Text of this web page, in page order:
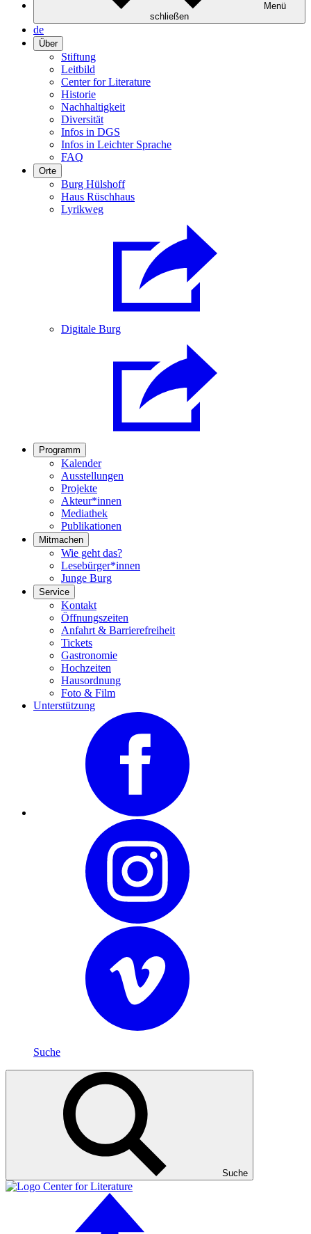
Menü
schließen
de
Über
Stiftung
Leitbild
Center for Literature
Historie
Nachhaltigkeit
Diversität
Infos in DGS
Infos in Leichter Sprache
FAQ
Orte
Burg Hülshoff
Haus Rüschhaus
Lyrikweg
Digitale Burg
Programm
Kalender
Ausstellungen
Projekte
Akteur*innen
Mediathek
Publikationen
Mitmachen
Wie geht das?
Lesebürger*innen
Junge Burg
Service
Kontakt
Öffnungszeiten
Anfahrt & Barrierefreiheit
Tickets
Gastronomie
Hochzeiten
Hausordnung
Foto & Film
Unterstützung
Suche
Suche